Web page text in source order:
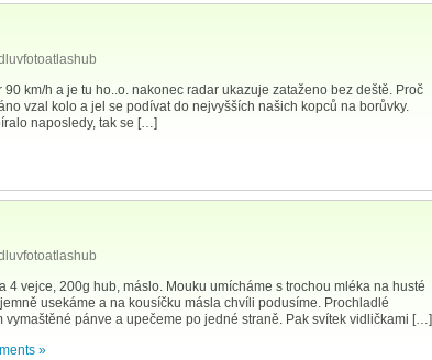
km/h a je tu ho..o. nakonec radar ukazuje zataženo bez deště. Proč
vzal kolo a jel se podívat do nejvyšších našich kopců na borůvky.
naposledy, tak se […]
4 vejce, 200g hub, máslo. Mouku umícháme s trochou mléka na husté
usekáme a na kousíčku másla chvíli podusíme. Prochladlé
pánve a upečeme po jedné straně. Pak svítek vidličkami […]
»